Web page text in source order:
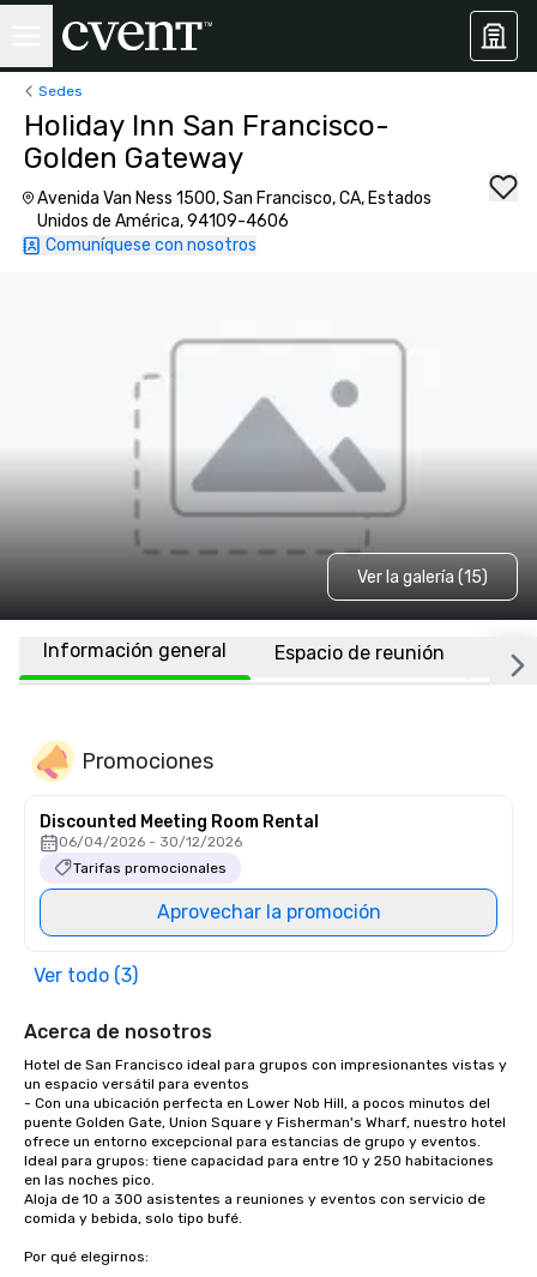
Sedes
Holiday Inn San Francisco-
Golden Gateway
Avenida Van Ness 1500, San Francisco, CA, Estados
Unidos de América, 94109-4606
Comuníquese con nosotros
Ver la galería (15)
Información general Espacio de reunión
Promociones
Discounted Meeting Room Rental
06/04/2026 - 30/12/2026
Tarifas promocionales
Aprovechar la promoción
Ver todo (3)
Acerca de nosotros
Hotel de San Francisco ideal para grupos con impresionantes vistas y
un espacio versátil para eventos
- Con una ubicación perfecta en Lower Nob Hill, a pocos minutos del
puente Golden Gate, Union Square y Fisherman's Wharf, nuestro hotel
ofrece un entorno excepcional para estancias de grupo y eventos.
Ideal para grupos: tiene capacidad para entre 10 y 250 habitaciones
en las noches pico.
Aloja de 10 a 300 asistentes a reuniones y eventos con servicio de
comida y bebida, solo tipo bufé.
Por qué elegirnos: